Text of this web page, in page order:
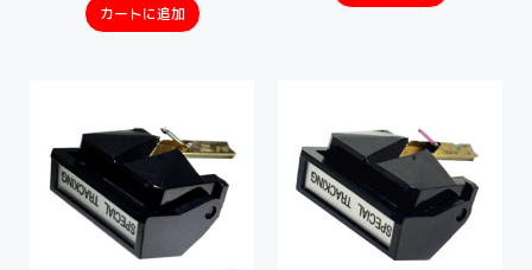
カートに追加